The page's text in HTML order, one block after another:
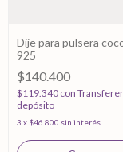
Dije para pulsera
925
$140.400
$119.340 con
depósito
3 x $46.800 sin interés